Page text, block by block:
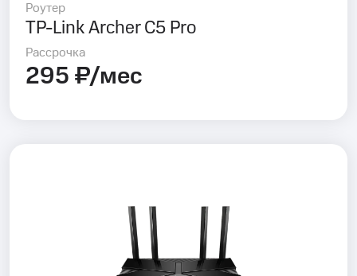
Роутер
TP-Link Archer C5 Pro
Рассрочка
295 ₽/мес